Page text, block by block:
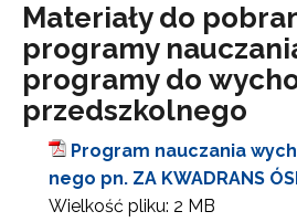
Materiały do
programy
programy do
przedszkolnego
Program nauczania
nego pn. ZA KWADRANS
Wielkość pliku: 2 MB